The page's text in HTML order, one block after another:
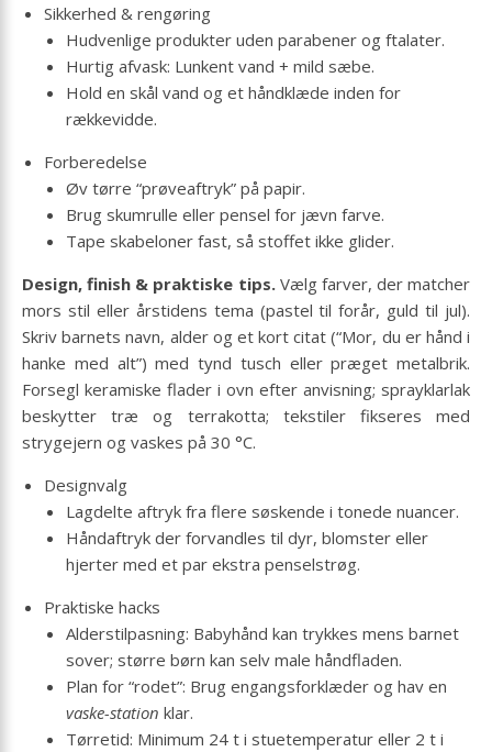
Sikkerhed & rengøring
Hudvenlige produkter uden parabener og ftalater.
Hurtig afvask: Lunkent vand + mild sæbe.
Hold en skål vand og et håndklæde inden for
rækkevidde.
Forberedelse
Øv tørre “prøveaftryk” på papir.
Brug skumrulle eller pensel for jævn farve.
Tape skabeloner fast, så stoffet ikke glider.
Design, finish & praktiske tips.Vælg farver, der matcher
mors stil eller årstidens tema (pastel til forår, guld til jul).
Skriv barnets navn, alder og et kort citat (“Mor, du er hånd i
hanke med alt”) med tynd tusch eller præget metal­brik.
Forsegl keramiske flader i ovn efter anvisning; sprayklarlak
beskytter træ og terrakotta; tekstiler fikseres med
strygejern og vaskes på 30 °C.
Designvalg
Lagdelte aftryk fra flere søskende i tonede nuancer.
Håndaftryk der forvandles til dyr, blomster eller
hjerter med et par ekstra penselstrøg.
Praktiske hacks
Alderstilpasning: Babyhånd kan trykkes mens barnet
sover; større børn kan selv male håndfladen.
Plan for “rodet”: Brug engangs­forklæder og hav en
vaske-station klar.
Tørretid: Minimum 24 t i stuetemperatur eller 2 t i